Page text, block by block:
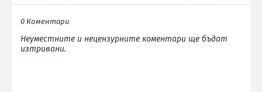
0 Коментари
Неуместните и нецензурните коментари ще бъдат
изтривани.